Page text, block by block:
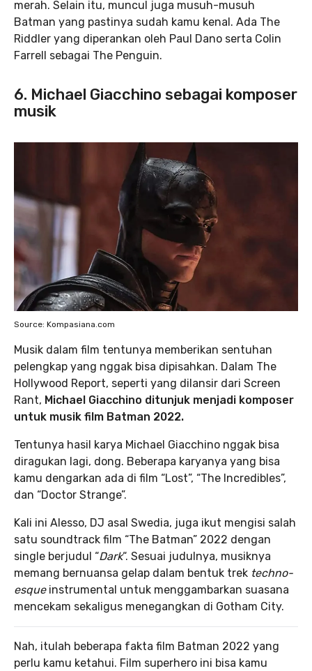
merah. Selain itu, muncul juga musuh-musuh
Batman yang pastinya sudah kamu kenal. Ada The
Riddler yang diperankan oleh Paul Dano serta Colin
Farrell sebagai The Penguin.
6. Michael Giacchino sebagai komposer
musik
Source: Kompasiana.com
Musik dalam film tentunya memberikan sentuhan
pelengkap yang nggak bisa dipisahkan. Dalam The
Hollywood Report, seperti yang dilansir dari Screen
Rant, Michael Giacchino ditunjuk menjadi komposer
untuk musik film Batman 2022.
Tentunya hasil karya Michael Giacchino nggak bisa
diragukan lagi, dong. Beberapa karyanya yang bisa
kamu dengarkan ada di film “Lost”, “The Incredibles”,
dan “Doctor Strange”.
Kali ini Alesso, DJ asal Swedia, juga ikut mengisi salah
satu soundtrack film “The Batman” 2022 dengan
single berjudul “Dark“. Sesuai judulnya, musiknya
memang bernuansa gelap dalam bentuk trek techno-
esqueinstrumental untuk menggambarkan suasana
mencekam sekaligus menegangkan di Gotham City.
Nah, itulah beberapa fakta film Batman 2022 yang
perlu kamu ketahui. Film superhero ini bisa kamu